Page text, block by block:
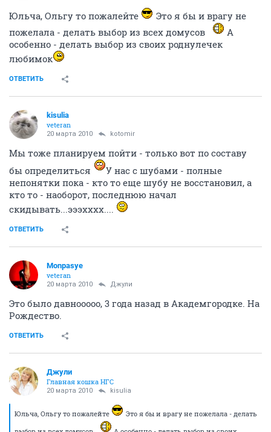
Юльча, Ольгу то пожалейте
Это я бы и врагу не
пожелала - делать выбор из всех домусов
А
особенно - делать выбор из своих роднулечек
любимок
ОТВЕТИТЬ
kisulia
veteran
20 марта 2010 kotomir
Мы тоже планируем пойти - только вот по составу
бы определиться
У нас с шубами - полные
непонятки пока - кто то еще шубу не восстановил, а
кто то - наоборот, последнюю начал
скидывать...эээхххх....
ОТВЕТИТЬ
Monpasye
veteran
20 марта 2010 Джули
Это было давнооооо, 3 года назад в Академгородке. На
Рождество.
ОТВЕТИТЬ
Джули
Главная кошка НГС
20 марта 2010 kisulia
Юльча, Ольгу то пожалейте
Это я бы и врагу не пожелала - делать